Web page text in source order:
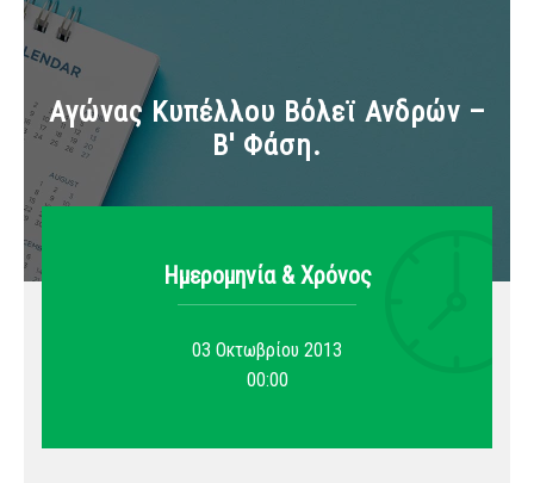
Αγώνας Κυπέλλου Βόλεϊ Ανδρών –
Β' Φάση.
Ημερομηνία & Xρόνος
03 Οκτωβρίου 2013
00:00